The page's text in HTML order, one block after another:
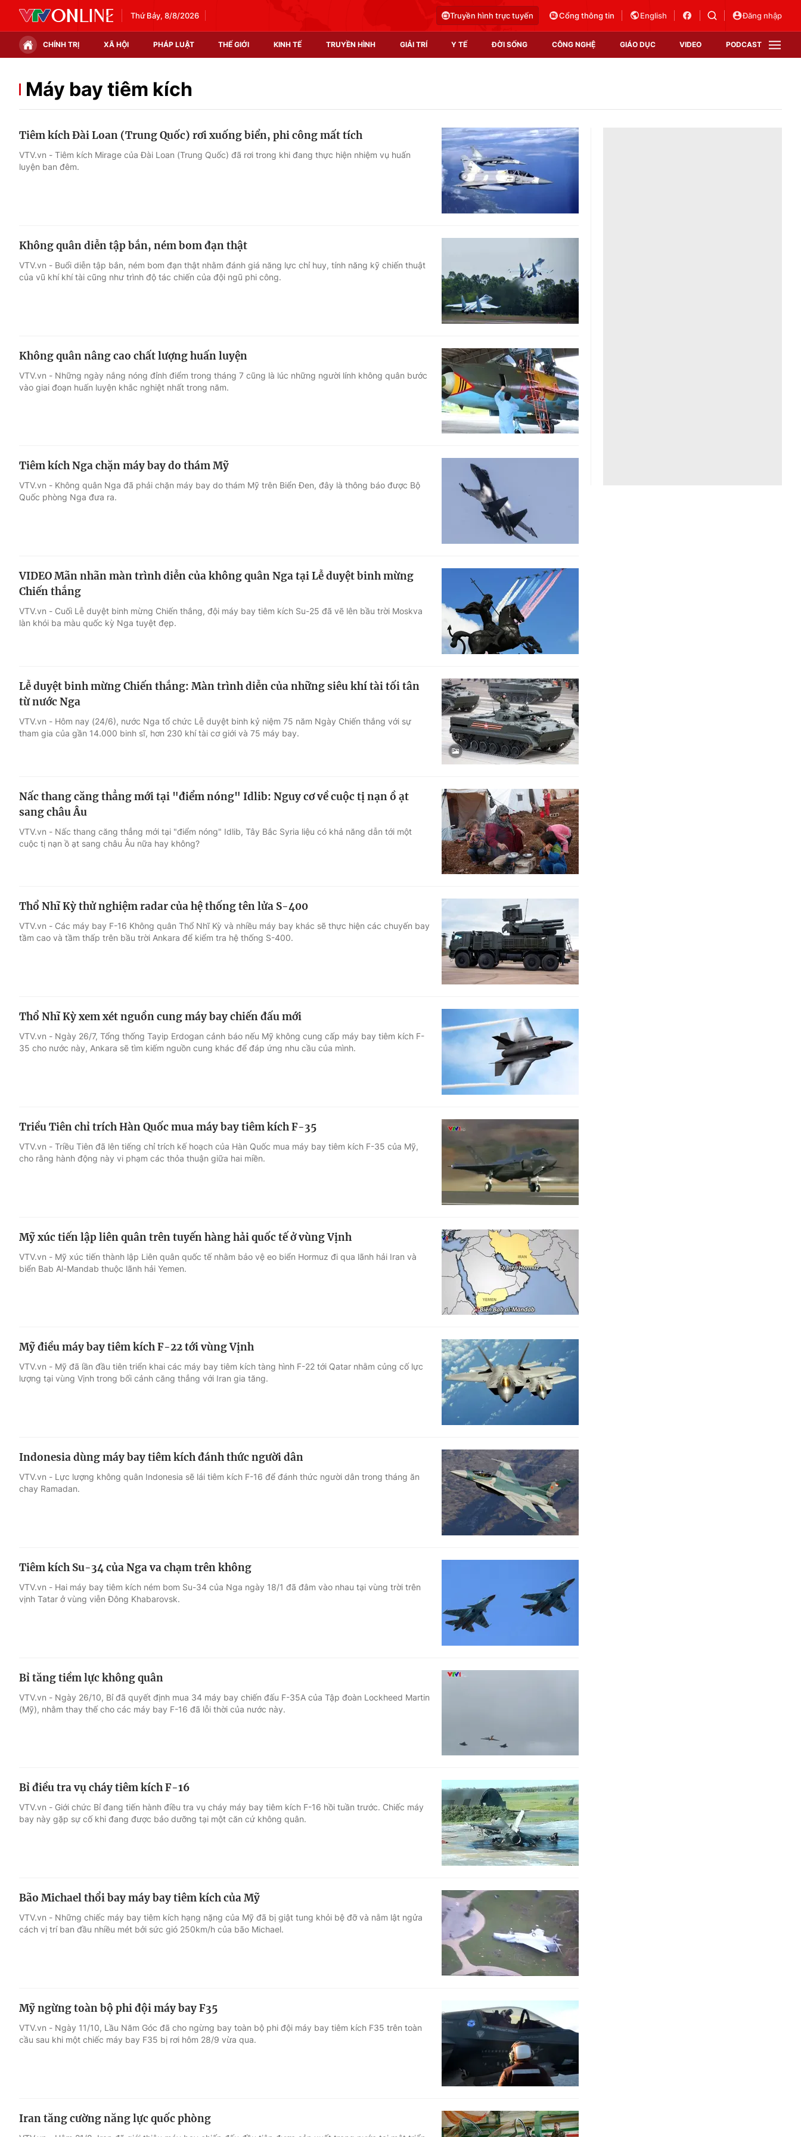
Thứ Bảy, 8/8/2026 Truyền hình trực tuyến Cổng thông tin English Đăng nhập
CHÍNH TRỊ XÃ HỘI PHÁP LUẬT THẾ GIỚI KINH TẾ TRUYỀN HÌNH GIẢI TRÍ Y TẾ ĐỜI SỐNG CÔNG NGHỆ GIÁO DỤC VIDEO PODCAST
Chính trị Xã hội
Thế giới đó đây
Video
Shorts video
Podcast
EMagazine
Photo
Góc ảnh
Điện ảnh
Âm nhạc
Sao
Du lịch
Làm đẹp
Chất lượng cuộc sống
Học trực tuyến
Công nghệ
Hitech Công nghệ tương lai
Sản phẩm
Thị trường
Tư vấn
VTV Sức khoẻ
Máy bay tiêm kích
Tiêm kích Đài Loan (Trung Quốc) rơi xuống biển, phi công mất tích
VTV.vn - Tiêm kích Mirage của Đài Loan (Trung Quốc) đã rơi trong khi đang thực hiện nhiệm vụ huấn
luyện ban đêm.
Không quân diễn tập bắn, ném bom đạn thật
VTV.vn - Buổi diễn tập bắn, ném bom đạn thật nhằm đánh giá năng lực chỉ huy, tính năng kỹ chiến thuật
của vũ khí khí tài cũng như trình độ tác chiến của đội ngũ phi công.
Không quân nâng cao chất lượng huấn luyện
VTV.vn - Những ngày nắng nóng đỉnh điểm trong tháng 7 cũng là lúc những người lính không quân bước
vào giai đoạn huấn luyện khắc nghiệt nhất trong năm.
Tiêm kích Nga chặn máy bay do thám Mỹ
VTV.vn - Không quân Nga đã phải chặn máy bay do thám Mỹ trên Biển Đen, đây là thông báo được Bộ
Quốc phòng Nga đưa ra.
VIDEO Mãn nhãn màn trình diễn của không quân Nga tại Lễ duyệt binh mừng
Chiến thắng
VTV.vn - Cuối Lễ duyệt binh mừng Chiến thắng, đội máy bay tiêm kích Su-25 đã vẽ lên bầu trời Moskva
làn khói ba màu quốc kỳ Nga tuyệt đẹp.
Lễ duyệt binh mừng Chiến thắng: Màn trình diễn của những siêu khí tài tối tân
từ nước Nga
VTV.vn - Hôm nay (24/6), nước Nga tổ chức Lễ duyệt binh kỷ niệm 75 năm Ngày Chiến thắng với sự
tham gia của gần 14.000 binh sĩ, hơn 230 khí tài cơ giới và 75 máy bay.
Nấc thang căng thẳng mới tại "điểm nóng" Idlib: Nguy cơ về cuộc tị nạn ồ ạt
sang châu Âu
VTV.vn - Nấc thang căng thẳng mới tại "điểm nóng" Idlib, Tây Bắc Syria liệu có khả năng dẫn tới một
cuộc tị nạn ồ ạt sang châu Âu nữa hay không?
Thổ Nhĩ Kỳ thử nghiệm radar của hệ thống tên lửa S-400
VTV.vn - Các máy bay F-16 Không quân Thổ Nhĩ Kỳ và nhiều máy bay khác sẽ thực hiện các chuyến bay
tầm cao và tầm thấp trên bầu trời Ankara để kiểm tra hệ thống S-400.
Thổ Nhĩ Kỳ xem xét nguồn cung máy bay chiến đấu mới
VTV.vn - Ngày 26/7, Tổng thống Tayip Erdogan cảnh báo nếu Mỹ không cung cấp máy bay tiêm kích F-
35 cho nước này, Ankara sẽ tìm kiếm nguồn cung khác để đáp ứng nhu cầu của mình.
Triều Tiên chỉ trích Hàn Quốc mua máy bay tiêm kích F-35
VTV.vn - Triều Tiên đã lên tiếng chỉ trích kế hoạch của Hàn Quốc mua máy bay tiêm kích F-35 của Mỹ,
cho rằng hành động này vi phạm các thỏa thuận giữa hai miền.
Mỹ xúc tiến lập liên quân trên tuyến hàng hải quốc tế ở vùng Vịnh
VTV.vn - Mỹ xúc tiến thành lập Liên quân quốc tế nhằm bảo vệ eo biển Hormuz đi qua lãnh hải Iran và
biển Bab Al-Mandab thuộc lãnh hải Yemen.
Mỹ điều máy bay tiêm kích F-22 tới vùng Vịnh
VTV.vn - Mỹ đã lần đầu tiên triển khai các máy bay tiêm kích tàng hình F-22 tới Qatar nhằm củng cố lực
lượng tại vùng Vịnh trong bối cảnh căng thẳng với Iran gia tăng.
Indonesia dùng máy bay tiêm kích đánh thức người dân
VTV.vn - Lực lượng không quân Indonesia sẽ lái tiêm kích F-16 để đánh thức người dân trong tháng ăn
chay Ramadan.
Tiêm kích Su-34 của Nga va chạm trên không
VTV.vn - Hai máy bay tiêm kích ném bom Su-34 của Nga ngày 18/1 đã đâm vào nhau tại vùng trời trên
vịnh Tatar ở vùng viễn Đông Khabarovsk.
Bỉ tăng tiềm lực không quân
VTV.vn - Ngày 26/10, Bỉ đã quyết định mua 34 máy bay chiến đấu F-35A của Tập đoàn Lockheed Martin
(Mỹ), nhằm thay thế cho các máy bay F-16 đã lỗi thời của nước này.
Bỉ điều tra vụ cháy tiêm kích F-16
VTV.vn - Giới chức Bỉ đang tiến hành điều tra vụ cháy máy bay tiêm kích F-16 hồi tuần trước. Chiếc máy
bay này gặp sự cố khi đang được bảo dưỡng tại một căn cứ không quân.
Bão Michael thổi bay máy bay tiêm kích của Mỹ
VTV.vn - Những chiếc máy bay tiêm kích hạng nặng của Mỹ đã bị giật tung khỏi bệ đỡ và nằm lật ngửa
cách vị trí ban đầu nhiều mét bởi sức gió 250km/h của bão Michael.
Mỹ ngừng toàn bộ phi đội máy bay F35
VTV.vn - Ngày 11/10, Lầu Năm Góc đã cho ngừng bay toàn bộ phi đội máy bay tiêm kích F35 trên toàn
cầu sau khi một chiếc máy bay F35 bị rơi hôm 28/9 vừa qua.
Iran tăng cường năng lực quốc phòng